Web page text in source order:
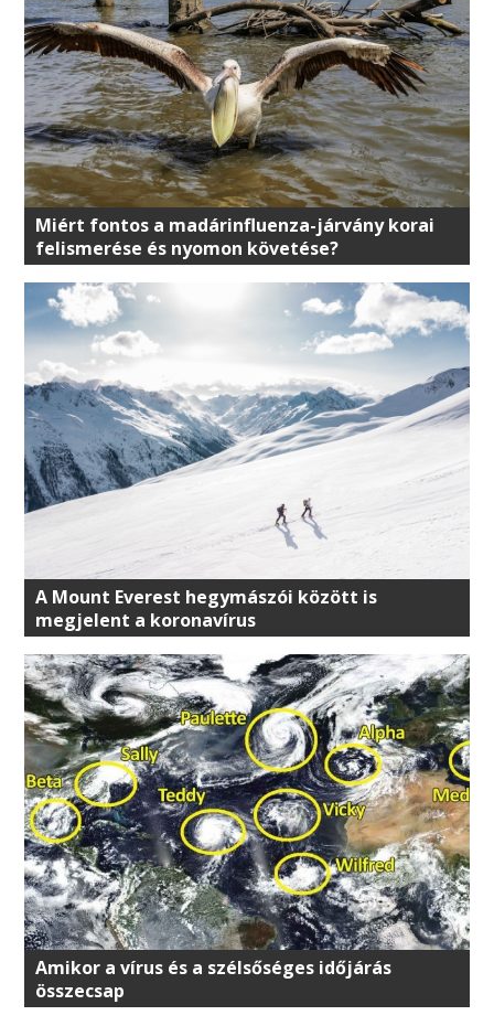
Miért fontos a madárinfluenza-járvány korai
felismerése és nyomon követése?
A Mount Everest hegymászói között is
megjelent a koronavírus
Amikor a vírus és a szélsőséges időjárás
összecsap